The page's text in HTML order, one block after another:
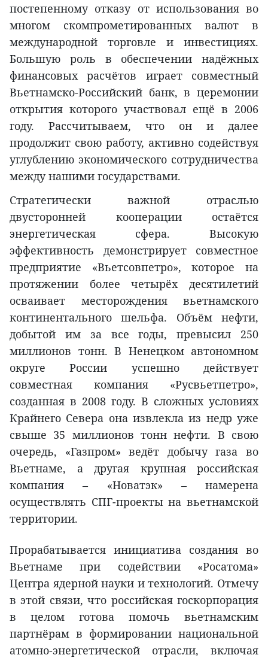
постепенному отказу от использования во
многом скомпрометированных валют в
международной торговле и инвестициях.
Большую роль в обеспечении надёжных
финансовых расчётов играет совместный
Вьетнамско-Российский банк, в церемонии
открытия которого участвовал ещё в 2006
году. Рассчитываем, что он и далее
продолжит свою работу, активно содействуя
углублению экономического сотрудничества
между нашими государствами.
Стратегически важной отраслью
двусторонней кооперации остаётся
энергетическая сфера. Высокую
эффективность демонстрирует совместное
предприятие «Вьетсовпетро», которое на
протяжении более четырёх десятилетий
осваивает месторождения вьетнамского
континентального шельфа. Объём нефти,
добытой им за все годы, превысил 250
миллионов тонн. В Ненецком автономном
округе России успешно действует
совместная компания «Русвьетпетро»,
созданная в 2008 году. В сложных условиях
Крайнего Севера она извлекла из недр уже
свыше 35 миллионов тонн нефти. В свою
очередь, «Газпром» ведёт добычу газа во
Вьетнаме, а другая крупная российская
компания – «Новатэк» – намерена
осуществлять СПГ-проекты на вьетнамской
территории.
Прорабатывается инициатива создания во
Вьетнаме при содействии «Росатома»
Центра ядерной науки и технологий. Отмечу
в этой связи, что российская госкорпорация
в целом готова помочь вьетнамским
партнёрам в формировании национальной
атомно-энергетической отрасли, включая